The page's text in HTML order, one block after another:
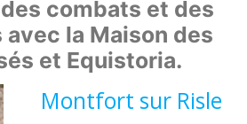
combats et des
la Maison des
et Equistoria.
Montfort sur Risle